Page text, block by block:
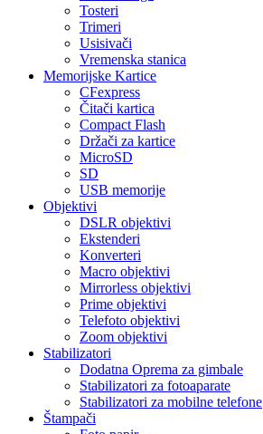
Tosteri
Trimeri
Usisivači
Vremenska stanica
Memorijske Kartice
CFexpress
Čitači kartica
Compact Flash
Držači za kartice
MicroSD
SD
USB memorije
Objektivi
DSLR objektivi
Ekstenderi
Konverteri
Macro objektivi
Mirrorless objektivi
Prime objektivi
Telefoto objektivi
Zoom objektivi
Stabilizatori
Dodatna Oprema za gimbale
Stabilizatori za fotoaparate
Stabilizatori za mobilne telefone
Štampači